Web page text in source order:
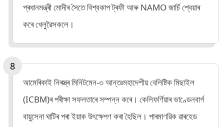
প্ৰধানমন্ত্ৰী মোদীৰ সৈতে বিশ্বকাপ ট্ৰফী আৰু NAMO জাৰ্চি শ্বেয়াৰ
কৰে খেলুৱৈসকলে।
আমেৰিকাই নিৰস্ত্ৰ মিনিটমেন-৩ আন্তঃমহাদেশীয় বেলিষ্টিক মিছাইল
(ICBM)ৰ পৰীক্ষা সফলতাৰে সম্পন্ন কৰে। কেলিফৰ্ণিয়াৰ ভাণ্ডেনবাৰ্গ
বায়ুসেনা ঘাটিৰ পৰা ইয়াক উৎক্ষেপণ কৰা হৈছিল। পাৰমাণৱিক ৱাৰহেড